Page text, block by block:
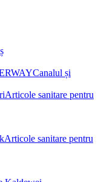
Canalul și
Articole sanitare pentru
Articole sanitare pentru